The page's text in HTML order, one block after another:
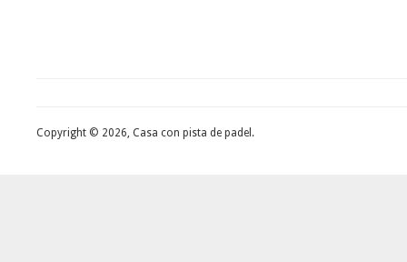
Copyright © 2026, Casa con pista de padel.